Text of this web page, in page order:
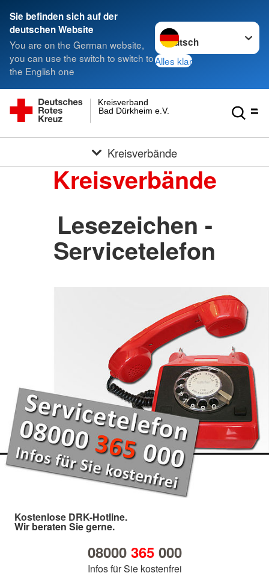
Sie befinden sich auf der
deutschen Website
You are on the German website,
you can use the switch to switch to
the English one
Sprache wechseln zu
Alles klar
Bad Dürkheim e.V.
Kreisverband
Kreisverbände
Kreisverbände
Lesezeichen -
Servicetelefon
Kostenlose DRK-Hotline.
Wir beraten Sie gerne.
08000 365000
Infos für Sie kostenfrei